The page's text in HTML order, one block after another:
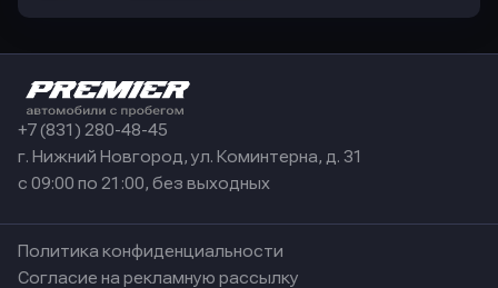
+7 (831) 280-48-45
г. Нижний Новгород, ул. Коминтерна, д. 31
с 09:00 по 21:00, без выходных
Политика конфиденциальности
Согласие на рекламную рассылку